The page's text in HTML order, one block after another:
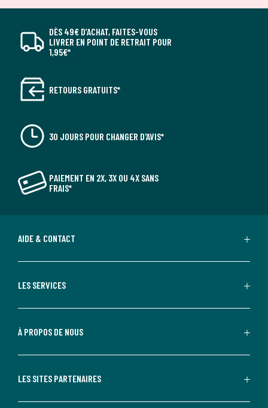
DÈS 49€ D’ACHAT, FAITES-VOUS
LIVRER EN POINT DE RETRAIT POUR
1,95€*
RETOURS GRATUITS*
30 JOURS POUR CHANGER D'AVIS*
PAIEMENT EN 2X, 3X OU 4X SANS
FRAIS*
AIDE & CONTACT
LES SERVICES
À PROPOS DE NOUS
LES SITES PARTENAIRES